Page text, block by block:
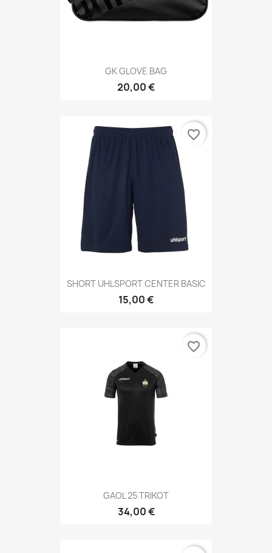
GK GLOVE BAG
20,00 €
SHORT UHLSPORT CENTER BASIC
15,00 €
favorite_border
GAOL 25 TRIKOT
34,00 €
favorite_border